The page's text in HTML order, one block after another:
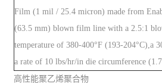
Film (1 mil / 25.4 micron) made from
(63.5 mm) blown film line with a 2.5:1
temperature of 380-400°F (193-204°C),a
a rate of 10 lbs/hr/in die circumference
高性能聚乙烯聚合物